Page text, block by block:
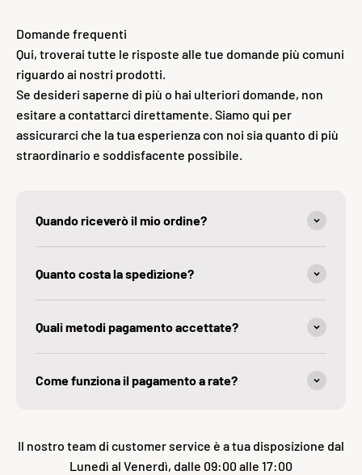
Domande frequenti
Qui, troverai tutte le risposte alle tue domande più comuni
riguardo ai nostri prodotti.
Se desideri saperne di più o hai ulteriori domande, non
esitare a contattarci direttamente. Siamo qui per
assicurarci che la tua esperienza con noi sia quanto di più
straordinario e soddisfacente possibile.
Quando riceverò il mio ordine?
Quanto costa la spedìzione?
Quali metodi pagamento accettate?
Come funziona il pagamento a rate?
Il nostro team di customer service è a tua disposizione dal
Lunedì al Venerdì, dalle 09:00 alle 17:00